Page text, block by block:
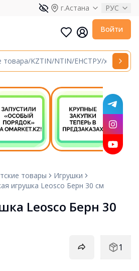
г.Астана РУС
Войти
товары
Игрушки
игрушка Leosco Берн 30 см
Leosco Берн 30
1